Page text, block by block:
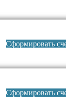
Сформировать
Сформировать